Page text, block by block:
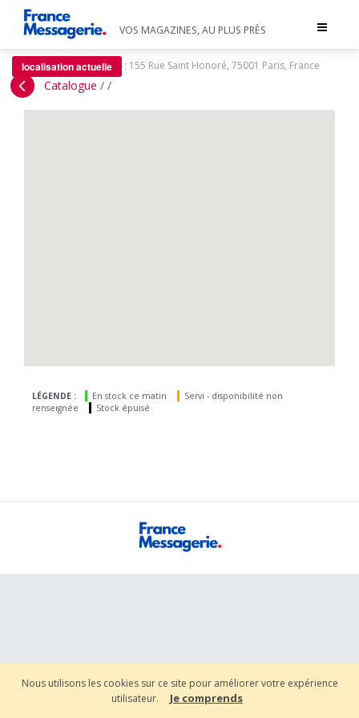
Nous utilisons les cookies sur ce site pour améliorer votre expérience
utilisateur.
Je comprends
Toggle
VOS MAGAZINES, AU PLUS PRÈS
localisation actuelle : 155 Rue Saint Honoré, 75001 Paris, France
Catalogue / /
LÉGENDE : En stock ce matin
Servi - disponibilité non
renseignée
Stock épuisé